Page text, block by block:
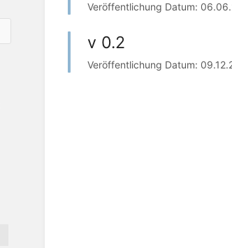
Veröffentlichung Datum:
v 0.2
Veröffentlichung Datum: